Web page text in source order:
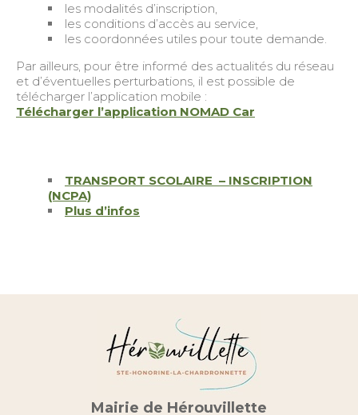
les modalités d’inscription,
les conditions d’accès au service,
les coordonnées utiles pour toute demande.
Par ailleurs, pour être informé des actualités du réseau
et d’éventuelles perturbations, il est possible de
télécharger l’application mobile :
Télécharger l’application NOMAD Car
TRANSPORT SCOLAIRE – INSCRIPTION
(NCPA)
Plus d’infos
Mairie de Hérouvillette